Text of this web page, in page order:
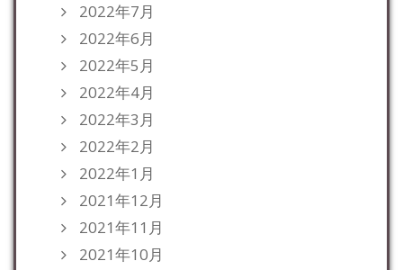
2022年7月
2022年6月
2022年5月
2022年4月
2022年3月
2022年2月
2022年1月
2021年12月
2021年11月
2021年10月